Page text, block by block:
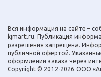
Вся информация на сайте –
kjmart.ru. Публикация
разрешения запрещена.
публичной офертой.
оформлении заказа через
Copyright © 2012-2026 ООО